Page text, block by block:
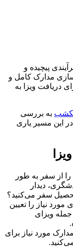
پیچیده و
مدارک کامل و
دریافت ویزا به
به بررسی
این مسیر یاری
از سفر به طور
دیدار
سفر می‌کنید؟
نیاز را تعیین
جمله ویزای
مورد نیاز برای